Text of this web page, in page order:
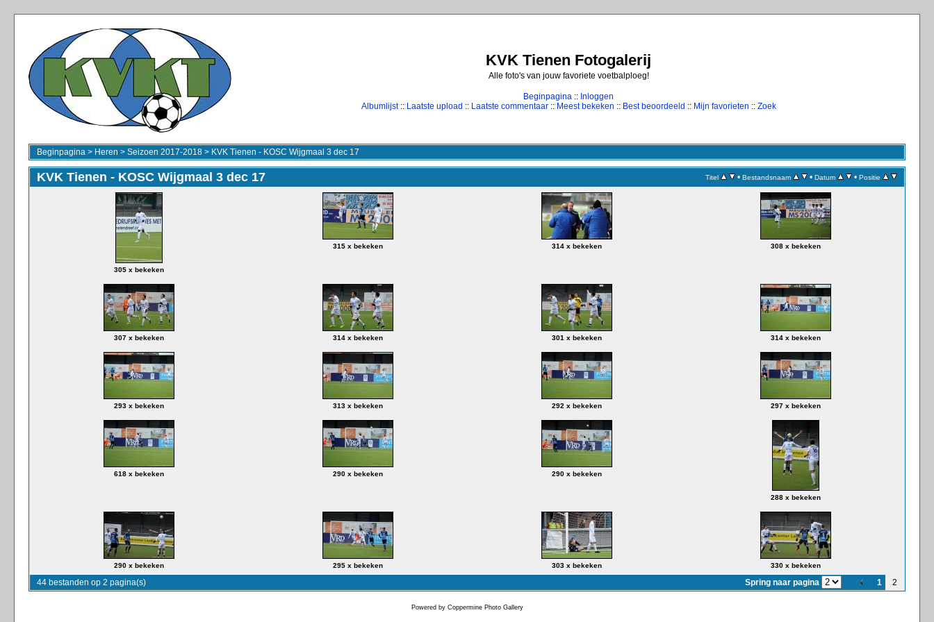
KVK Tienen Fotogalerij
Alle foto's van jouw favoriete voetbalploeg!
Beginpagina :: Inloggen
Albumlijst:: Laatste upload :: Laatste commentaar:: Meest bekeken :: Best beoordeeld :: Mijn favorieten :: Zoek
Beginpagina > Heren > Seizoen 2017-2018 > KVK Tienen - KOSC Wijgmaal 3 dec 17
KVK Tienen - KOSC Wijgmaal 3 dec 17 Titel • Bestandsnaam • Datum • Positie
305 x bekeken
315 x bekeken 314 x bekeken 308 x bekeken
307 x bekeken 314 x bekeken 301 x bekeken 314 x bekeken
293 x bekeken 313 x bekeken 292 x bekeken 297 x bekeken
618 x bekeken 290 x bekeken 290 x bekeken
288 x bekeken
290 x bekeken 295 x bekeken 303 x bekeken 330 x bekeken
44 bestanden op 2 pagina(s) Spring naar pagina 1 2
Powered by Coppermine Photo Gallery